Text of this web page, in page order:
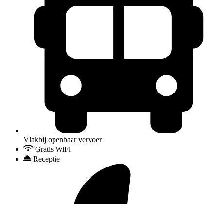
Vlakbij openbaar vervoer
Gratis WiFi
Receptie